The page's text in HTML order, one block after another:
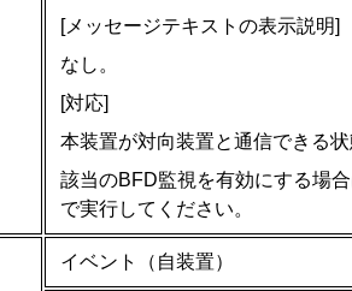
[メッセージテキストの表示説明]
なし。
[対応]
本装置が対向装置と通信できる
該当のBFD監視を有効にする場
で実行してください。
イベント（自装置）